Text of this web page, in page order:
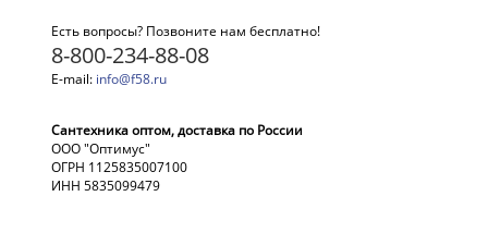
Есть вопросы? Позвоните нам бесплатно!
8-800-234-88-08
E-mail: info@f58.ru
Сантехника оптом, доставка по России
ООО "Оптимус"
ОГРН 1125835007100
ИНН 5835099479